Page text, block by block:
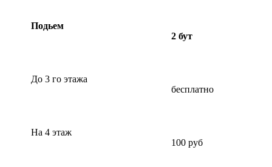
Подьем
2 бут
До 3 го этажа
бесплатно
На 4 этаж
100 руб